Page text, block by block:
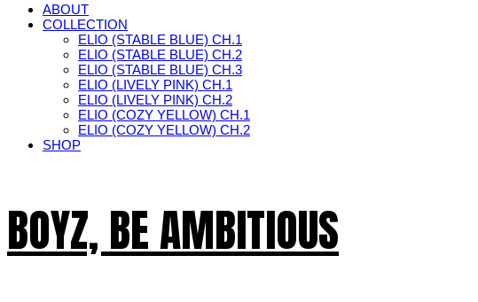
ABOUT
COLLECTION
ELIO (STABLE BLUE) CH.1
ELIO (STABLE BLUE) CH.2
ELIO (STABLE BLUE) CH.3
ELIO (LIVELY PINK) CH.1
ELIO (LIVELY PINK) CH.2
ELIO (COZY YELLOW) CH.1
ELIO (COZY YELLOW) CH.2
SHOP
BOYZ, BE AMBITIOUS